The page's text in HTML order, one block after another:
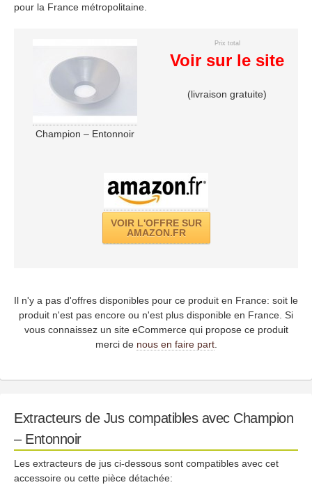
pour la France métropolitaine.
Champion – Entonnoir
Prix total
Voir sur le site
(livraison gratuite)
VOIR L'OFFRE SUR
AMAZON.FR
Il n'y a pas d'offres disponibles pour ce produit en France: soit le
produit n'est pas encore ou n'est plus disponible en France. Si
vous connaissez un site eCommerce qui propose ce produit
merci de nous en faire part.
Extracteurs de Jus compatibles avec Champion
– Entonnoir
Les extracteurs de jus ci-dessous sont compatibles avec cet
accessoire ou cette pièce détachée: